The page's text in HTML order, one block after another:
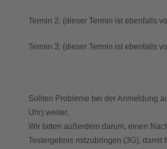
Termin 2: (dieser Termin ist ebenfalls
Termin 3: (dieser Termin ist ebenfalls
Sollten Probleme bei der Anmeldung
Uhr) weiter.
Wir bitten außerdem darum, einen
Testergebnis mitzubringen (3G),